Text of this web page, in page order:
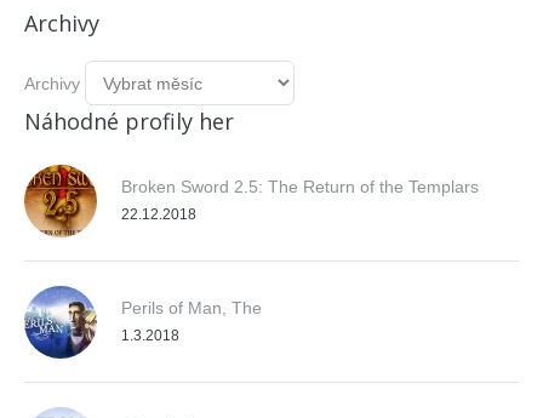
Archivy
Archivy
Náhodné profily her
Broken Sword 2.5: The Return of the Templars
22.12.2018
Perils of Man, The
1.3.2018